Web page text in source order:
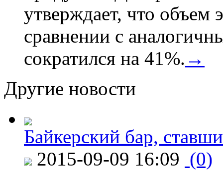
утверждает, что объем
сравнении с
сократился на 41%. →
Другие новости
Байкерский бар,
2015-09-09 16:09 (0)